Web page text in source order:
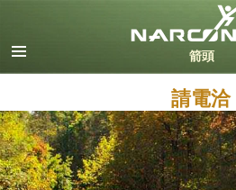
請電洽